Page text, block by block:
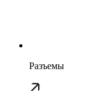
Разъемы